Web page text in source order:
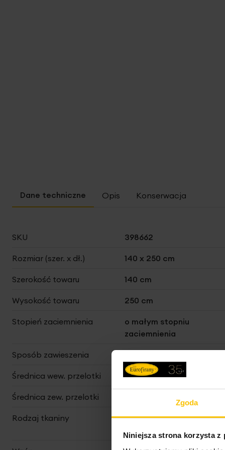
Zgoda
Niniejsza strona korzysta z
Opis Konserwacja
Więcej
SKU 398662
Rozmiar (szer. x dł.) 140 x 250 cm
Szerokość towaru 140 cm
Wysokość towaru 250 cm
Stopień zaciemnienia
o małym stopniu
zaciemnienia
Sposób zawieszenia
Średnica wew. przelotki 4 cm
Średnica zew. przelotki
Rodzaj tkaniny
matowe, poliestrowe,
oxford, gładkie